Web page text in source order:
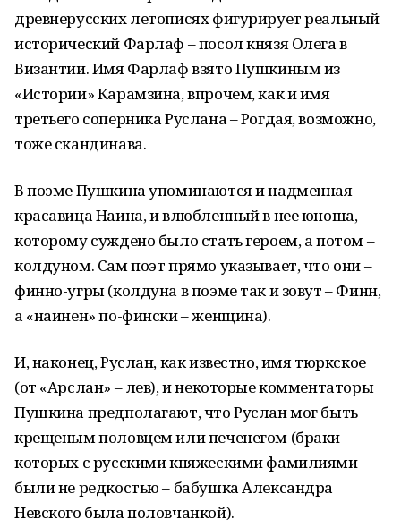
древнерусских летописях фигурирует реальный
исторический Фарлаф – посол князя Олега в
Византии. Имя Фарлаф взято Пушкиным из
«Истории» Карамзина, впрочем, как и имя
третьего соперника Руслана – Рогдая, возможно,
тоже скандинава.
В поэме Пушкина упоминаются и надменная
красавица Наина, и влюбленный в нее юноша,
которому суждено было стать героем, а потом –
колдуном. Сам поэт прямо указывает, что они –
финно-угры (колдуна в поэме так и зовут – Финн,
а «наинен» по-фински – женщина).
И, наконец, Руслан, как известно, имя тюркское
(от «Арслан» – лев), и некоторые комментаторы
Пушкина предполагают, что Руслан мог быть
крещеным половцем или печенегом (браки
которых с русскими княжескими фамилиями
были не редкостью – бабушка Александра
Невского была половчанкой).